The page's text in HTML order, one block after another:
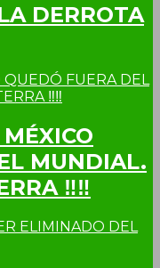
DERROTA
MUNDIAL.
‼‼